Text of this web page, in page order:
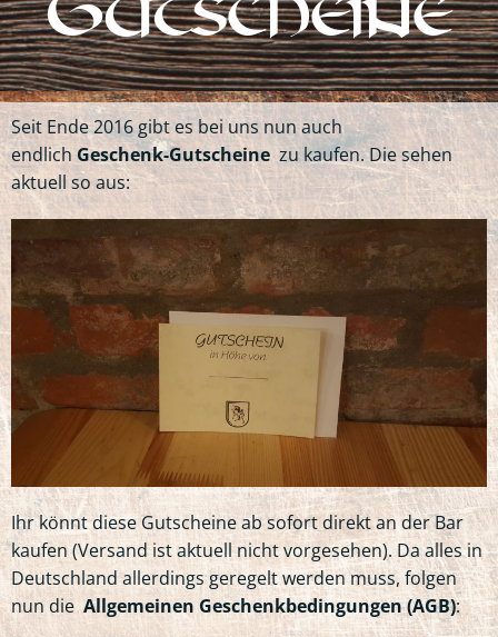
Seit Ende 2016 gibt es bei uns nun auch
endlich Geschenk-Gutscheine zu kaufen. Die sehen
aktuell so aus:
Ihr könnt diese Gutscheine ab sofort direkt an der Bar
kaufen (Versand ist aktuell nicht vorgesehen). Da alles in
Deutschland allerdings geregelt werden muss, folgen
nun dieAllgemeinen Geschenkbedingungen (AGB):